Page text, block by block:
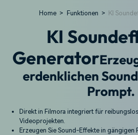
Dienstprogramme
Presseraum
Shop
Assets
Video/Foto
Audio
Lösungen
Wer
Ressourcen
Video-Prompts
Hilfe-Center
Erste Schritte
Über
Home > Funktionen > KI
KI
Generator
erdenklichen
Prompt.
Direkt in Filmora integriert für
Videoprojekten.
Erzeugen Sie Sound-Effekte in gängigen